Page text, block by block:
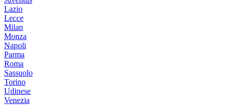
Lazio
Lecce
Milan
Monza
Napoli
Parma
Roma
Sassuolo
Torino
Udinese
Venezia